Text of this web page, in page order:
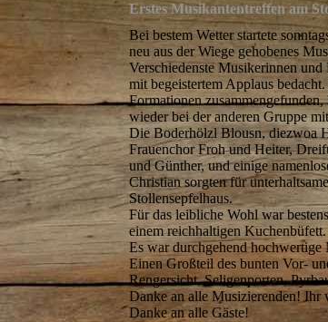
Erstes Musikantentreffen am
Bei bestem Wetter startete
neu aus der Wiege gehobenes
Verschiedenste Musikerinnen
mit begeistertem Applaus
Formationen
wieder bei der anderen Gruppe
Die Boderhölzl Blousn, diezwoa
Frauenchor Froh und Heiter,
und Günther, und einige
Christian sorgten für
Stollensepfelhaus.
Für das leibliche Wohl war
einem reichhaltigen Kuchenbüfett.
Es war durchgehend hochwertige
Einen Großteil des bunten Vor-
Rengersicht, Seligenporten,
Danke an alle Musizierenden! Ihr
Danke an alle Gäste!